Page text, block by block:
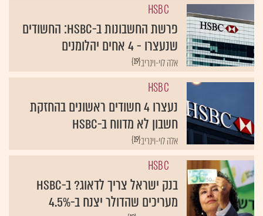
HSBC
פרשת החשבונות ב-HSBC: החשודים
שנעצרו - 4 אחים יהלומנים
{19}אלה לוי-וינריב
HSBC
נעצרו 4 חשודים ראשונים בהחזקת
חשבון לא מדווח ב-HSBC
{19}אלה לוי-וינריב
HSBC
בנק ישראל צריך לדאוג? ב-HSBC
מעריכים שהדולר יצנח ב-4.5%